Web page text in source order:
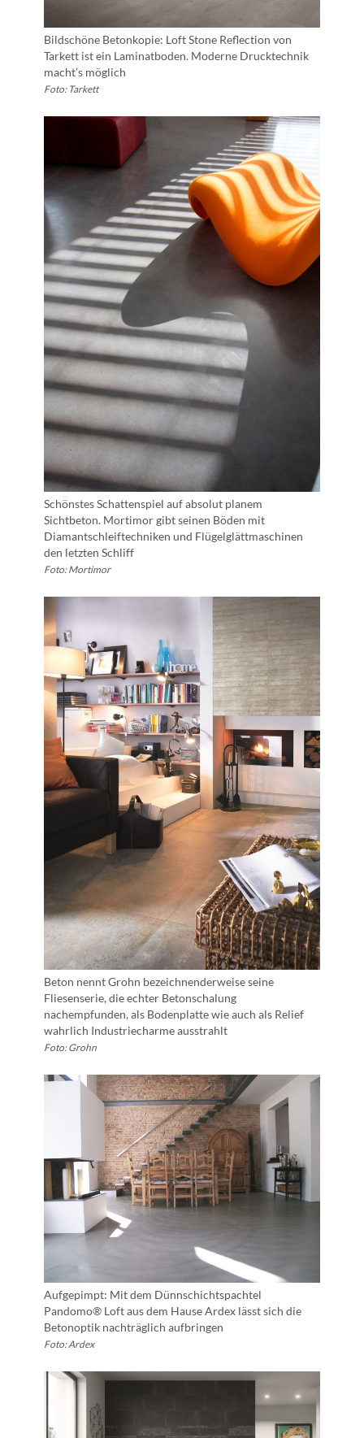
Bildschöne Betonkopie: Loft Stone Reflection von
Tarkett ist ein Laminatboden. Moderne Drucktechnik
macht’s möglich
Foto: Tarkett
Schönstes Schattenspiel auf absolut planem
Sichtbeton. Mortimor gibt seinen Böden mit
Diamantschleiftechniken und Flügelglättmaschinen
den letzten Schliff
Foto: Mortimor
Beton nennt Grohn bezeichnenderweise seine
Fliesenserie, die echter Betonschalung
nachempfunden, als Bodenplatte wie auch als Relief
wahrlich Industriecharme ausstrahlt
Foto: Grohn
Aufgepimpt: Mit dem Dünnschichtspachtel
Pandomo® Loft aus dem Hause Ardex lässt sich die
Betonoptik nachträglich aufbringen
Foto: Ardex